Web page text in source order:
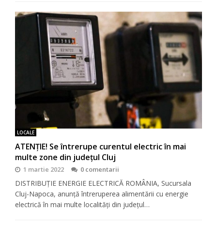
LOCALE
ATENȚIE! Se întrerupe curentul electric în mai
multe zone din județul Cluj
1 martie 2022 0 comentarii
DISTRIBUȚIE ENERGIE ELECTRICĂ ROMÂNIA, Sucursala
Cluj-Napoca, anunţă întreruperea alimentării cu energie
electrică în mai multe localităţi din judeţul…